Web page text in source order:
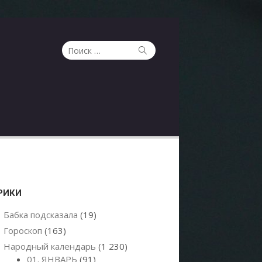
Поиск
по:
Поиск
Бабка подсказала (19)
Гороскоп (163)
Народный календарь (1 230)
01. ЯНВАРЬ (91)